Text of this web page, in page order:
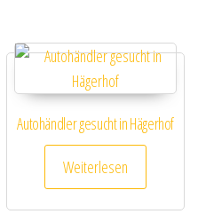
Autohändler gesucht in Hägerhof
Weiterlesen